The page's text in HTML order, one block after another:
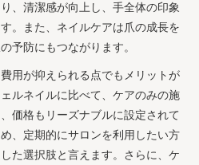
、清潔感が向上し、手全体の印象
。また、ネイルケアは爪の成長を
予防にもつながります。
用が抑えられる点でもメリットが
ルネイルに比べて、ケアのみの施
価格もリーズナブルに設定されて
、定期的にサロンを利用したい方
た選択肢と言えます。さらに、ケ